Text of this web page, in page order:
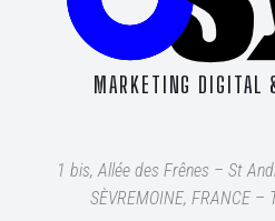
MARKETING DIGITAL
1 bis, Allée des Frênes – St
SÈVREMOINE, FRANCE – T